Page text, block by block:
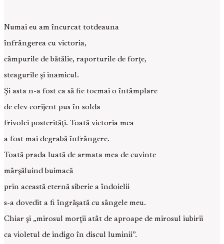
Numai eu am încurcat totdeauna
înfrângerea cu victoria,
câmpurile de bătălie, raporturile de forţe,
steagurile şi inamicul.
Şi asta n-a fost ca să fie tocmai o întâmplare
de elev corijent pus în solda
frivolei posterităţi. Toată victoria mea
a fost mai degrabă înfrângere.
Toată prada luată de armata mea de cuvinte
mârşăluind buimacă
prin această eternă siberie a îndoielii
s-a dovedit a fi îngrăşată cu sângele meu.
Chiar şi „mirosul morţii atât de aproape de mirosul iubirii
ca violetul de indigo în discul luminii”.